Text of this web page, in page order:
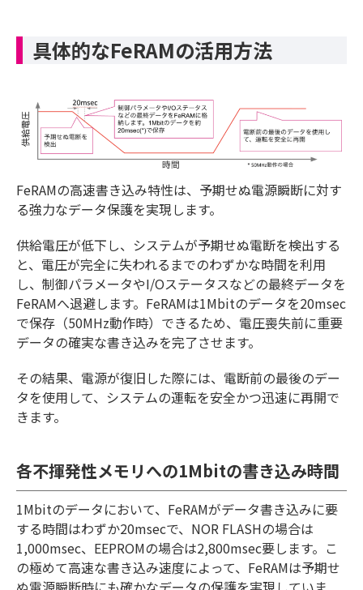
具体的なFeRAMの活用方法
FeRAMの高速書き込み特性は、予期せぬ電源瞬断に対す
る強力なデータ保護を実現します。
供給電圧が低下し、システムが予期せぬ電断を検出する
と、電圧が完全に失われるまでのわずかな時間を利用
し、制御パラメータやI/Oステータスなどの最終データを
FeRAMへ退避します。FeRAMは1Mbitのデータを20msec
で保存（50MHz動作時）できるため、電圧喪失前に重要
データの確実な書き込みを完了させます。
その結果、電源が復旧した際には、電断前の最後のデー
タを使用して、システムの運転を安全かつ迅速に再開で
きます。
各不揮発性メモリへの1Mbitの書き込み時間
1Mbitのデータにおいて、FeRAMがデータ書き込みに要
する時間はわずか20msecで、NOR FLASHの場合は
1,000msec、EEPROMの場合は2,800msec要します。こ
の極めて高速な書き込み速度によって、FeRAMは予期せ